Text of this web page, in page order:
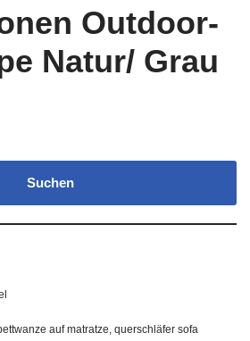
Outdoor-
Natur/ Grau
Suchen
auf matratze, querschläfer sofa